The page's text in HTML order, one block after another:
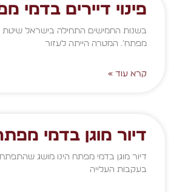
פינוי דיירים בדמי
בשנות החמישים התחילה בישראל שיטת
מפתח’. המטרה הייתה לעזור
קרא עוד »
דיור מוגן בדמי
בעקבות העלייה